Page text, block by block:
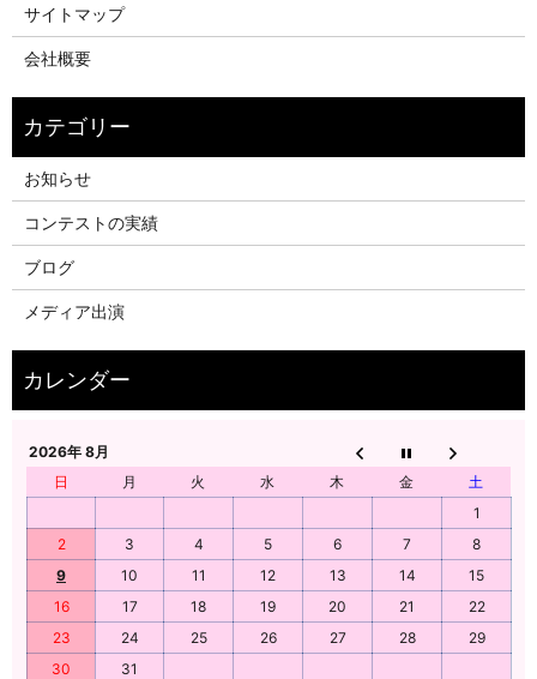
サイトマップ
会社概要
お知らせ
コンテストの実績
ブログ
メディア出演
2026年 8月
日
月 火 水 木 金
土
1
2
3 4 5 6 7
8
9
10 11 12 13 14
15
16
17 18 19 20 21
22
23
24 25 26 27 28
29
30
31